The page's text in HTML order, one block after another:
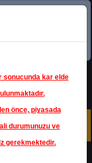
sonucunda kar elde
önce, piyasada
durumunuzu ve
gerekmektedir.